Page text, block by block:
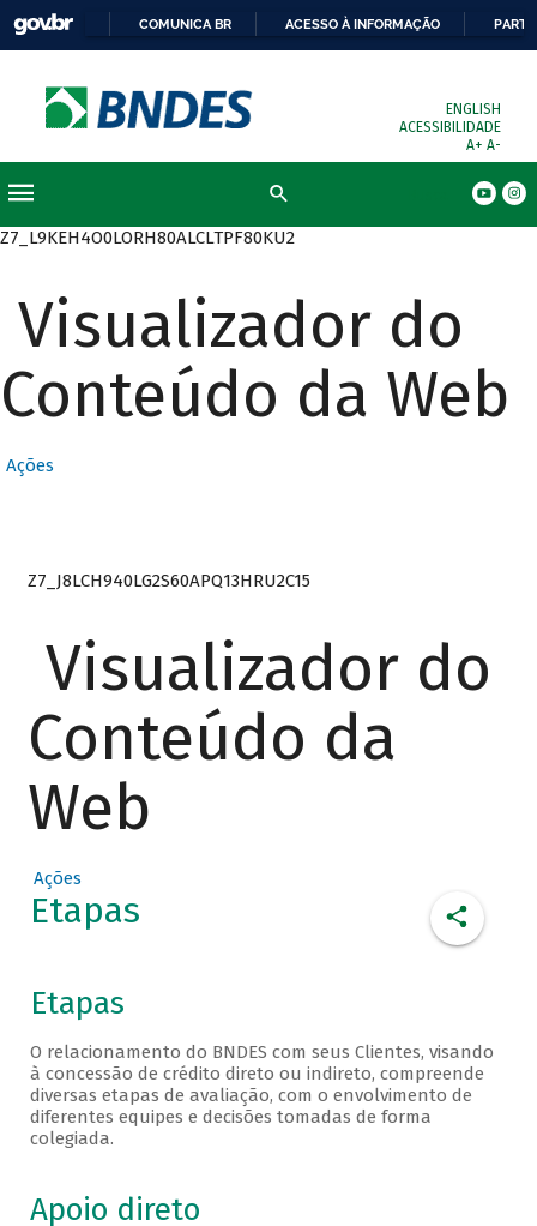
COMUNICA BR ACESSO À INFORMAÇÃO
ENGLISH
ACESSIBILIDADE
A+ A-
Z7_L9KEH4O0LORH80ALCLTPF80KU2
Visualizador do
Conteúdo da Web
Ações
Z7_J8LCH940LG2S60APQ13HRU2C15
Visualizador do
Conteúdo da
Web
Ações
Etapas
Etapas
O relacionamento do BNDES com seus Clientes, visando
à concessão de crédito direto ou indireto, compreende
diversas etapas de avaliação, com o envolvimento de
diferentes equipes e decisões tomadas de forma
colegiada.
Apoio direto